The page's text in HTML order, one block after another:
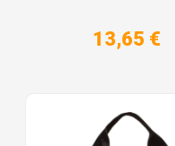
13,65 €